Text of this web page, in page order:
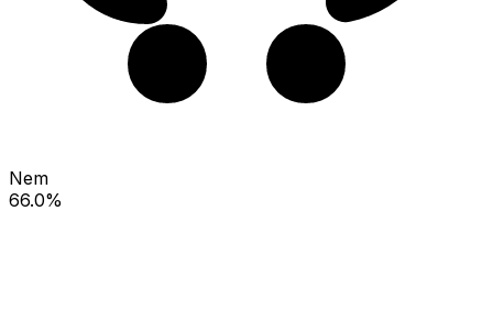
Nem
66.0%